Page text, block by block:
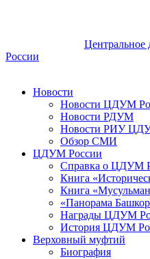
Центральное
России
Новости
Новости ЦДУМ
Новости РДУМ
Новости РИУ
Обзор СМИ
ЦДУМ России
Справка о ЦДУМ
Книга
Книга
«Панорама
Награды ЦДУМ
История ЦДУМ
Верховный муфтий
Биография